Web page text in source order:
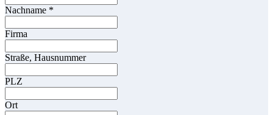
Nachname *
Firma
Straße, Hausnummer
PLZ
Ort